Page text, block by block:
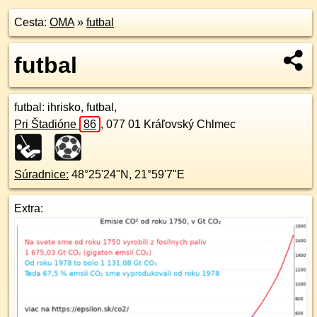
Cesta: OMA» futbal
futbal
futbal : ihrisko, futbal,
Pri Štadióne 86 , 077 01 Kráľovský Chlmec
Súradnice: 48°25'24"N , 21°59'7"E
Extra: